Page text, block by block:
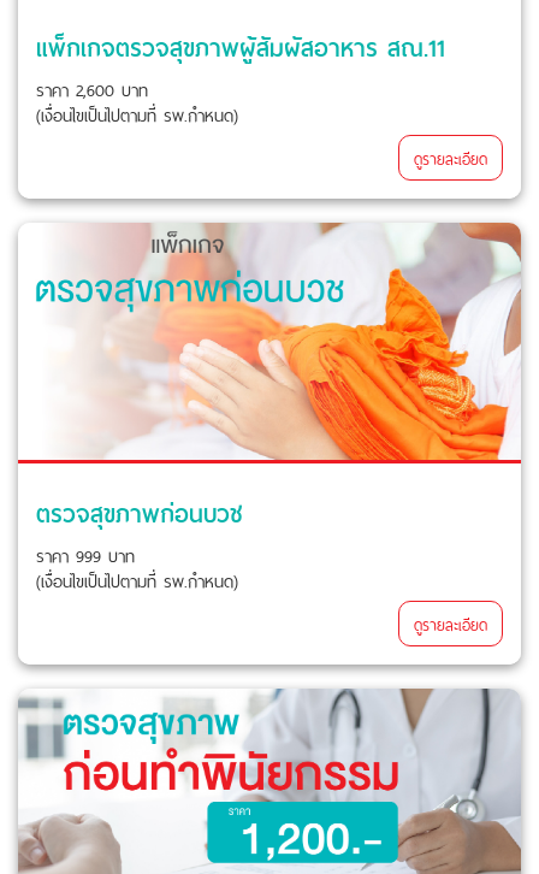
แพ็กเกจตรวจสุขภาพผู้สัมผัสอาหาร สณ.11
ราคา 2,600 บาท
(เงื่อนไขเป็นไปตามที่ รพ.กำหนด)
ดูรายละเอียด
ตรวจสุขภาพก่อนบวช
ราคา 999 บาท
(เงื่อนไขเป็นไปตามที่ รพ.กำหนด)
ดูรายละเอียด